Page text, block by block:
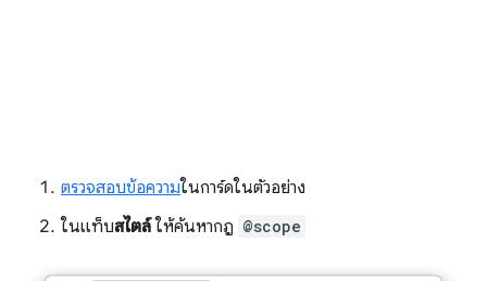
ตรวจสอบข้อความในการ์ดในตัวอย่าง
ในแท็บสไตล์ให้ค้นหากฎ @scope